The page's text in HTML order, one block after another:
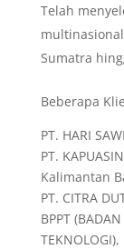
Telah
Sumatra
Beberapa
PT. HARI
PT.
Kalimantan
PT. CITRA
BPPT